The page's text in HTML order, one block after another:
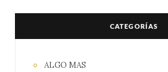
CATEGORÍAS
ALGO MAS